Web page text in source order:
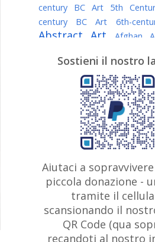
century BC Art
5th
century BC Art
6th-
Abstract Art Afghan
Algerian painter
Argentine Art
Art history Art Institute
Art Quotes -
Australian Art
Austro-Hungarian Art
Artist
Baroque Art
Art Belgian Art
Bosnian Art Brazilian
Art British Museum
Bulgarian Art Burmese Art
Art
Caravaggio
Sostieni il nostro
Aiutaci a
piccola donazione -
tramite il
scansionando il
QR Code (qua
recandoti al nostro